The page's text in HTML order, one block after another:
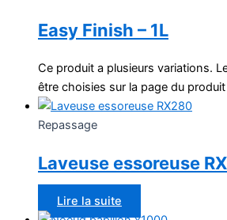
Easy Finish – 1L
Ce produit a plusieurs variations.
être choisies sur la page du produit
Repassage
Laveuse essoreuse
Lire la suite